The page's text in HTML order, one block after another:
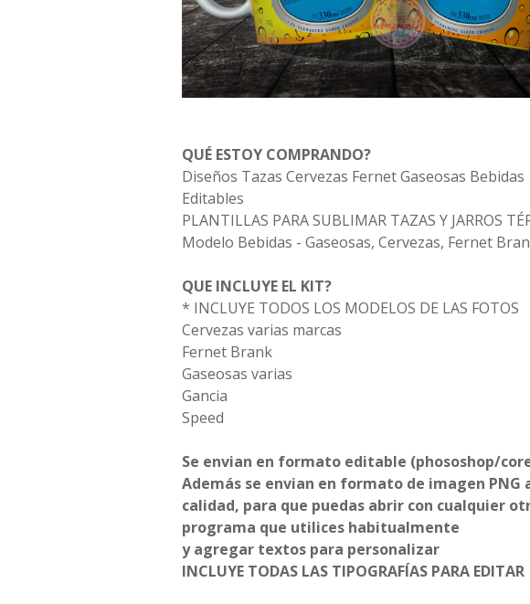
QUÉ ESTOY COMPRANDO?
Diseños Tazas Cervezas Fernet Gaseosas Bebidas
Editables
PLANTILLAS PARA SUBLIMAR TAZAS Y JARROS
Modelo Bebidas - Gaseosas, Cervezas, Fernet
QUE INCLUYE EL KIT?
* INCLUYE TODOS LOS MODELOS DE LAS FOTOS
Cervezas varias marcas
Fernet Brank
Gaseosas varias
Gancia
Speed
Se envian en formato editable (phososhop/
Además se envian en formato de imagen PNG
calidad, para que puedas abrir con cualquier
programa que utilices habitualmente
y agregar textos para personalizar
INCLUYE TODAS LAS TIPOGRAFÍAS PARA EDITAR